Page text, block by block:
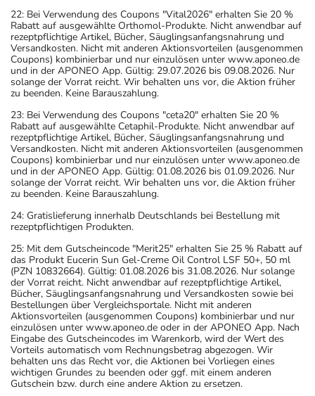
22: Bei Verwendung des Coupons "Vital2026" erhalten Sie 20 %
Rabatt auf ausgewählte Orthomol-Produkte. Nicht anwendbar auf
rezeptpflichtige Artikel, Bücher, Säuglingsanfangsnahrung und
Versandkosten. Nicht mit anderen Aktionsvorteilen (ausgenommen
Coupons) kombinierbar und nur einzulösen unter www.aponeo.de
und in der APONEO App. Gültig: 29.07.2026 bis 09.08.2026. Nur
solange der Vorrat reicht. Wir behalten uns vor, die Aktion früher
zu beenden. Keine Barauszahlung.
23: Bei Verwendung des Coupons "ceta20" erhalten Sie 20 %
Rabatt auf ausgewählte Cetaphil-Produkte. Nicht anwendbar auf
rezeptpflichtige Artikel, Bücher, Säuglingsanfangsnahrung und
Versandkosten. Nicht mit anderen Aktionsvorteilen (ausgenommen
Coupons) kombinierbar und nur einzulösen unter www.aponeo.de
und in der APONEO App. Gültig: 01.08.2026 bis 01.09.2026. Nur
solange der Vorrat reicht. Wir behalten uns vor, die Aktion früher
zu beenden. Keine Barauszahlung.
24: Gratislieferung innerhalb Deutschlands bei Bestellung mit
rezeptpflichtigen Produkten.
25: Mit dem Gutscheincode "Merit25" erhalten Sie 25 % Rabatt auf
das Produkt Eucerin Sun Gel-Creme Oil Control LSF 50+, 50 ml
(PZN 10832664). Gültig: 01.08.2026 bis 31.08.2026. Nur solange
der Vorrat reicht. Nicht anwendbar auf rezeptpflichtige Artikel,
Bücher, Säuglingsanfangsnahrung und Versandkosten sowie bei
Bestellungen über Vergleichsportale. Nicht mit anderen
Aktionsvorteilen (ausgenommen Coupons) kombinierbar und nur
einzulösen unter www.aponeo.de oder in der APONEO App. Nach
Eingabe des Gutscheincodes im Warenkorb, wird der Wert des
Vorteils automatisch vom Rechnungsbetrag abgezogen. Wir
behalten uns das Recht vor, die Aktionen bei Vorliegen eines
wichtigen Grundes zu beenden oder ggf. mit einem anderen
Gutschein bzw. durch eine andere Aktion zu ersetzen.